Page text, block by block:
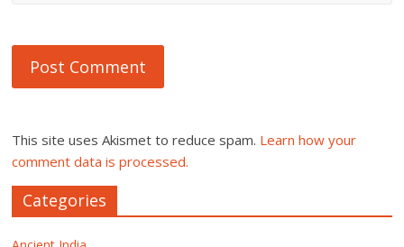
This site uses Akismet to reduce spam. Learn how your
comment data is processed.
Categories